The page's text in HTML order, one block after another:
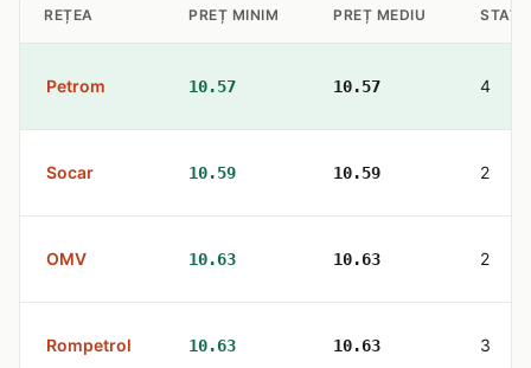
REȚEA PREȚ MINIM PREȚ MEDIU
Petrom 10.57 10.57 4
Socar 10.59 10.59 2
OMV 10.63 10.63 2
Rompetrol 10.63 10.63 3